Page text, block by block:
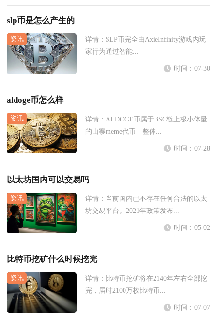
slp币是怎么产生的
详情： SLP币完全由AxieInfinity游戏内玩
家行为通过智能...
时间：07-30
aldoge币怎么样
详情： ALDOGE币属于BSC链上极小体量
的山寨meme代币，整体...
时间：07-28
以太坊国内可以交易吗
详情： 当前国内已不存在任何合法的以太
坊交易平台。2021年政策发布...
时间：05-02
比特币挖矿什么时候挖完
详情： 比特币挖矿将在2140年左右全部挖
完，届时2100万枚比特币...
时间：07-07